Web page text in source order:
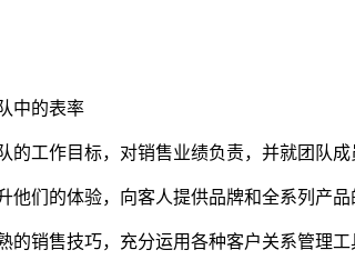
中的表率
的工作目标，对销售业绩负责，并就团队
他们的体验，向客人提供品牌和全系列产品
的销售技巧，充分运用各种客户关系管理